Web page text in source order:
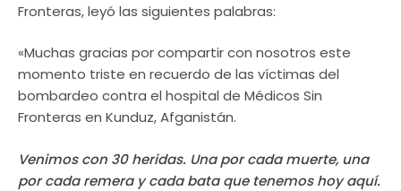
Fronteras, leyó las siguientes palabras:
«Muchas gracias por compartir con nosotros este
momento triste en recuerdo de las víctimas del
bombardeo contra el hospital de Médicos Sin
Fronteras en Kunduz, Afganistán.
Venimos con 30 heridas. Una por cada muerte, una
por cada remera y cada bata que tenemos hoy aquí.